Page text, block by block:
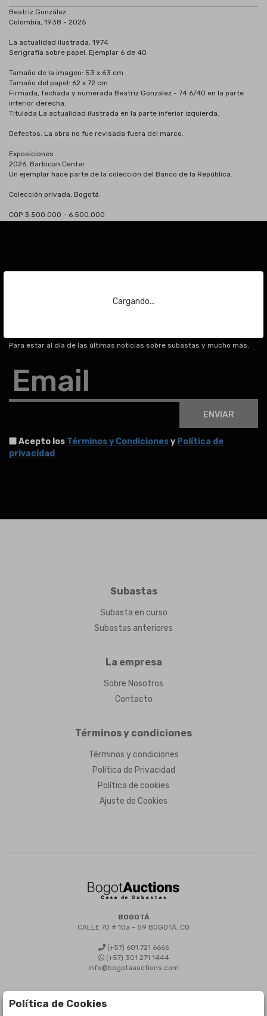
Cargando...
Beatriz González
Colombia, 1938 - 2025
La actualidad ilustrada, 1974
Serigrafía sobre papel. Ejemplar 6 de 40
Tamaño de la imagen: 53 x 63 cm
Tamaño del papel: 62 x 72 cm
Firmada, fechada y numerada Beatriz González - 74 6/40 en la parte
inferior derecha.
Titulada La actualidad ilustrada en la parte inferior izquierda.
Defectos. La obra no fue revisada fuera del marco.
Exposiciones
2026. Barbican Center
Un ejemplar hace parte de la colección del Banco de la República.
Colección privada, Bogotá.
COP 3.500.000 - 6.500.000
Suscríbase a nuestra
Para estar al día de las últimas noticias sobre subastas y mucho más.
Email
ENVIAR
Acepto los Términos y Condicionesy Política de
privacidad
Subastas
Subasta en curso
Subastas anteriores
La empresa
Sobre Nosotros
Contacto
Términos y condiciones
Términos y condiciones
Política de Privacidad
Política de cookies
Ajuste de Cookies
BOGOTÁ
CALLE 70 # 10a - 59 BOGOTÁ, CO
(+57) 601 721 6666
(+57) 301 271 1444
info@bogotaauctions.com
Política de Cookies